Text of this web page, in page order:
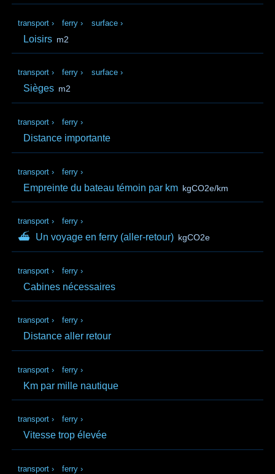
transport › ferry › surface ›
Loisirs m2
transport › ferry › surface ›
Sièges m2
transport › ferry ›
Distance importante
transport › ferry ›
Empreinte du bateau témoin par km kgCO2e/km
transport › ferry ›
⛴ Un voyage en ferry (aller‑retour) kgCO2e
transport › ferry ›
Cabines nécessaires
transport › ferry ›
Distance aller retour
transport › ferry ›
Km par mille nautique
transport › ferry ›
Vitesse trop élevée
transport › ferry ›